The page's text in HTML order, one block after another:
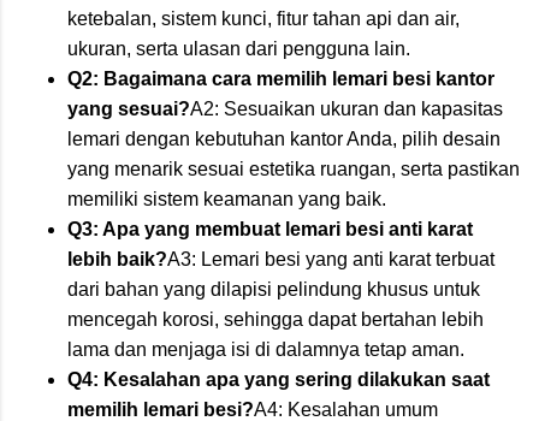
ketebalan, sistem kunci, fitur tahan api dan air,
ukuran, serta ulasan dari pengguna lain.
Q2: Bagaimana cara memilih lemari besi kantor
yang sesuai?A2: Sesuaikan ukuran dan kapasitas
lemari dengan kebutuhan kantor Anda, pilih desain
yang menarik sesuai estetika ruangan, serta pastikan
memiliki sistem keamanan yang baik.
Q3: Apa yang membuat lemari besi anti karat
lebih baik?A3: Lemari besi yang anti karat terbuat
dari bahan yang dilapisi pelindung khusus untuk
mencegah korosi, sehingga dapat bertahan lebih
lama dan menjaga isi di dalamnya tetap aman.
Q4: Kesalahan apa yang sering dilakukan saat
memilih lemari besi?A4: Kesalahan umum